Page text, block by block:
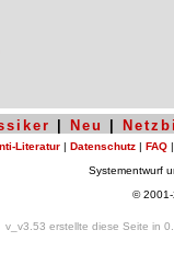
Neu
Literatur | Datenschutz | FAQ
Systementwurf
©
v_v3.53 erstellte diese Seite in